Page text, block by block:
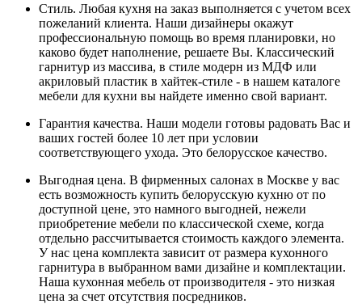
Стиль. Любая кухня на заказ выполняется с учетом всех
пожеланий клиента. Наши дизайнеры окажут
профессиональную помощь во время планировки, но
каково будет наполнение, решаете Вы. Классический
гарнитур из массива, в стиле модерн из МДФ или
акриловый пластик в хайтек-стиле - в нашем каталоге
мебели для кухни вы найдете именно свой вариант.
Гарантия качества. Наши модели готовы радовать Вас и
ваших гостей более 10 лет при условии
соответствующего ухода. Это белорусское качество.
Выгодная цена. В фирменных салонах в Москве у вас
есть возможность купить белорусскую кухню от по
доступной цене, это намного выгодней, нежели
приобретение мебели по классической схеме, когда
отдельно рассчитывается стоимость каждого элемента.
У нас цена комплекта зависит от размера кухонного
гарнитура в выбранном вами дизайне и комплектации.
Наша кухонная мебель от производителя - это низкая
цена за счет отсутствия посредников.